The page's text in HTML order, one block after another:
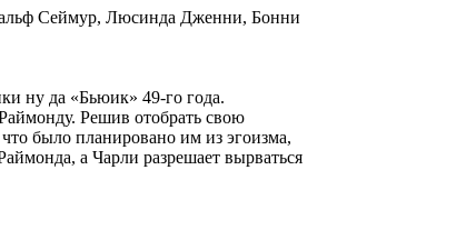
Сеймур, Люсинда Дженни, Бонни
ну да «Бьюик» 49-го года.
Решив отобрать свою
было планировано им из эгоизма,
а Чарли разрешает вырваться